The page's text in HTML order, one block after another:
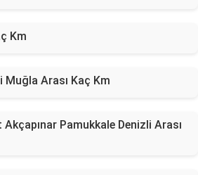
Km
Muğla Arası Kaç Km
Pamukkale Denizli Arası